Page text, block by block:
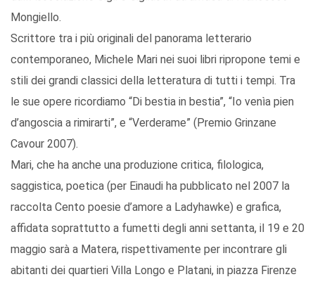
Mongiello.
Scrittore tra i più originali del panorama letterario
contemporaneo, Michele Mari nei suoi libri ripropone temi e
stili dei grandi classici della letteratura di tutti i tempi. Tra
le sue opere ricordiamo “Di bestia in bestia”, “Io venìa pien
d’angoscia a rimirarti”, e “Verderame” (Premio Grinzane
Cavour 2007).
Mari, che ha anche una produzione critica, filologica,
saggistica, poetica (per Einaudi ha pubblicato nel 2007 la
raccolta Cento poesie d’amore a Ladyhawke) e grafica,
affidata soprattutto a fumetti degli anni settanta, il 19 e 20
maggio sarà a Matera, rispettivamente per incontrare gli
abitanti dei quartieri Villa Longo e Platani, in piazza Firenze